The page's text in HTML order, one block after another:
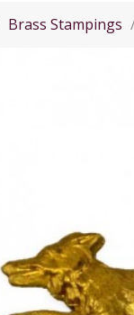
Brass Stampings